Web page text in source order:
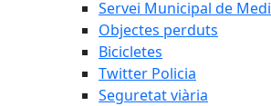
Servei Municipal de
Objectes perduts
Bicicletes
Twitter Policia
Seguretat viària